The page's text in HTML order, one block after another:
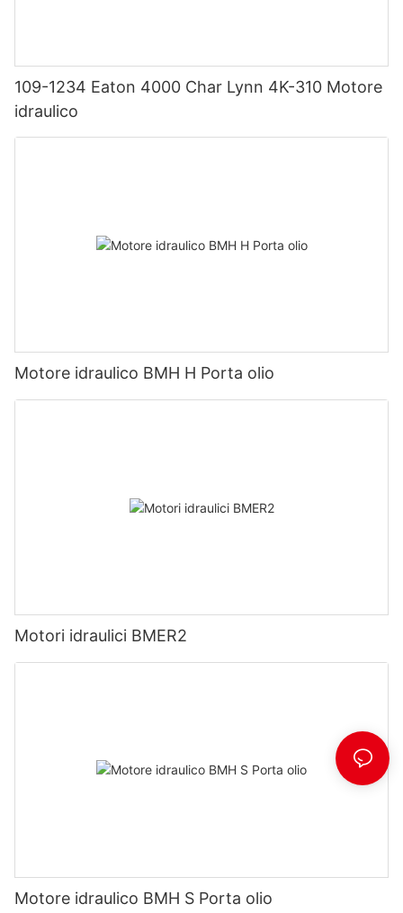
109-1234 Eaton 4000 Char Lynn 4K-310 Motore
idraulico
Motore idraulico BMH H Porta olio
Motori idraulici BMER2
Motore idraulico BMH S Porta olio